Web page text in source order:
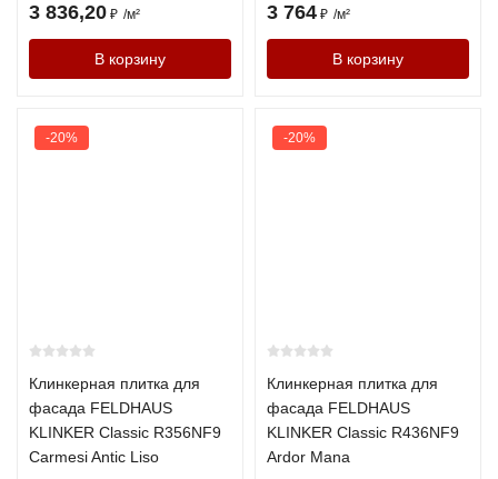
3 836,20 ₽ /м²
В корзину
3 764 ₽ /м²
В корзину
-20%
Клинкерная плитка для
фасада FELDHAUS
KLINKER Classic R356NF9
Carmesi Antic Liso
-20%
Клинкерная плитка для
фасада FELDHAUS
KLINKER Classic R436NF9
Ardor Mana